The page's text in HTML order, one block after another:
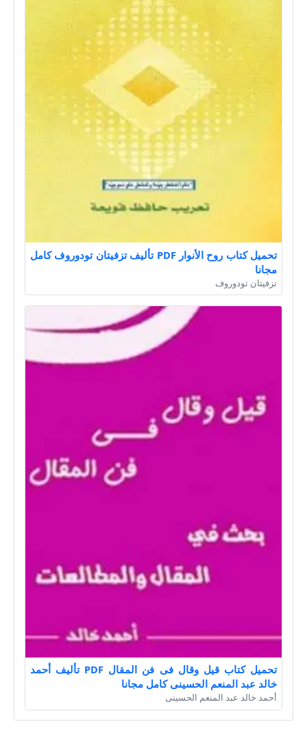
تحميل كتاب روح الأنوار PDF تأليف تزفيتان تودوروف كامل
مجانا
تزفيتان تودوروف
تحميل كتاب قيل وقال فى فن المقال PDF تأليف أحمد
خالد عبد المنعم الحسينى كامل مجانا
أحمد خالد عبد المنعم الحسينى